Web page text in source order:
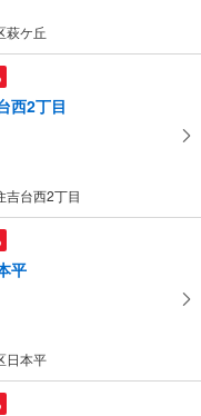
萩ケ丘
西2丁目
吉台西2丁目
平
日本平